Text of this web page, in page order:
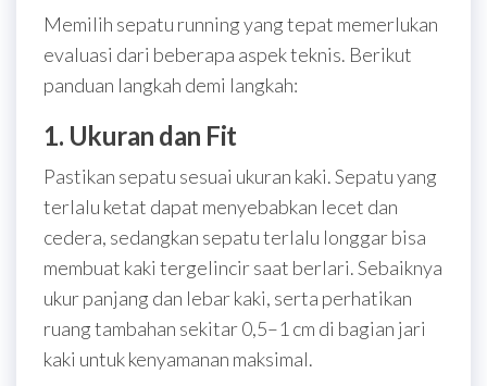
Memilih sepatu running yang tepat memerlukan
evaluasi dari beberapa aspek teknis. Berikut
panduan langkah demi langkah:
1. Ukuran dan Fit
Pastikan sepatu sesuai ukuran kaki. Sepatu yang
terlalu ketat dapat menyebabkan lecet dan
cedera, sedangkan sepatu terlalu longgar bisa
membuat kaki tergelincir saat berlari. Sebaiknya
ukur panjang dan lebar kaki, serta perhatikan
ruang tambahan sekitar 0,5–1 cm di bagian jari
kaki untuk kenyamanan maksimal.